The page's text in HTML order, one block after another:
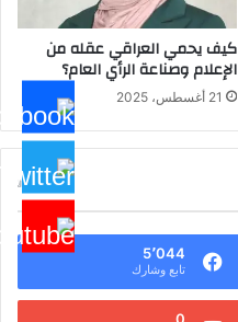
كيف يحمي العراقي عقله من
الإعلام وصناعة الرأي العام؟
21 أغسطس، 2025
5٬044
تابع وشارك